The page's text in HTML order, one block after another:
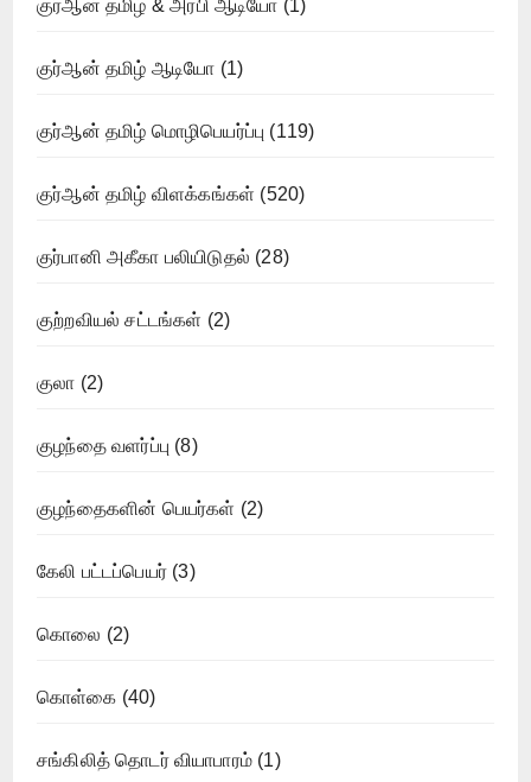
குர்ஆன் தமிழ் & அரபி ஆடியோ (1)
குர்ஆன் தமிழ் ஆடியோ (1)
குர்ஆன் தமிழ் மொழிபெயர்ப்பு (119)
குர்ஆன் தமிழ் விளக்கங்கள் (520)
குர்பானி அகீகா பலியிடுதல் (28)
குற்றவியல் சட்டங்கள் (2)
குலா (2)
குழந்தை வளர்ப்பு (8)
குழந்தைகளின் பெயர்கள் (2)
கேலி பட்டப்பெயர் (3)
கொலை (2)
கொள்கை (40)
சங்கிலித் தொடர் வியாபாரம் (1)